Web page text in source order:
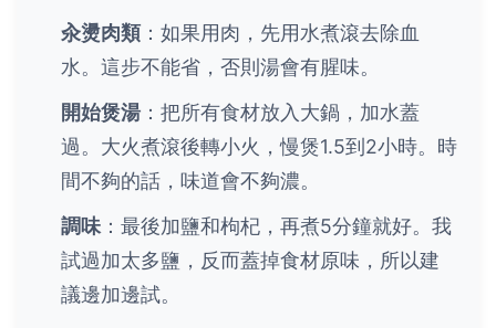
汆燙肉類：如果用肉，先用水煮滾去除血
水。這步不能省，否則湯會有腥味。
開始煲湯 ：把所有食材放入大鍋，加水蓋
過。大火煮滾後轉小火，慢煲1.5到2小時。時
間不夠的話，味道會不夠濃。
調味：最後加鹽和枸杞，再煮5分鐘就好。我
試過加太多鹽，反而蓋掉食材原味，所以建
議邊加邊試。